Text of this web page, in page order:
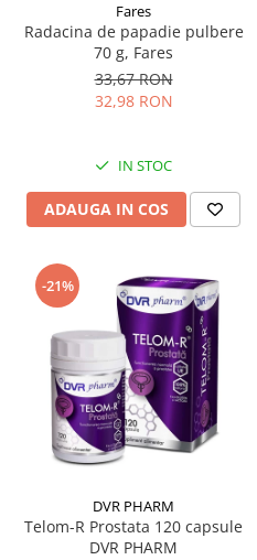
Fares
Radacina de papadie pulbere
70 g, Fares
33,67 RON
32,98 RON
IN STOC
ADAUGA IN COS
-21%
DVR PHARM
Telom-R Prostata 120 capsule
DVR PHARM